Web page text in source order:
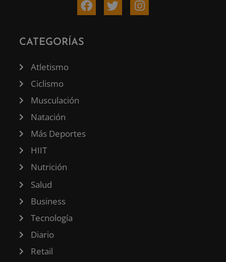
CATEGORÍAS
Atletismo
Ciclismo
Musculación
Natación
Más Deportes
HIIT
Nutrición
Salud
Business
Tecnología
Diario
Retail